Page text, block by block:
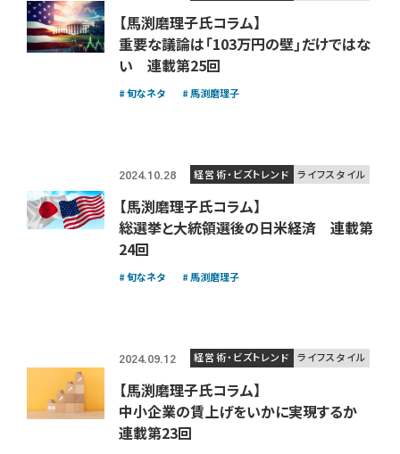
【馬渕磨理子氏コラム】
重要な議論は「103万円の壁」だけではな
い 連載第25回
旬なネタ 馬渕磨理子
2024.10.28 経営術・ビズトレンド ライフスタイル
【馬渕磨理子氏コラム】
総選挙と大統領選後の日米経済 連載第
24回
旬なネタ 馬渕磨理子
2024.09.12 経営術・ビズトレンド ライフスタイル
【馬渕磨理子氏コラム】
中小企業の賃上げをいかに実現するか
連載第23回